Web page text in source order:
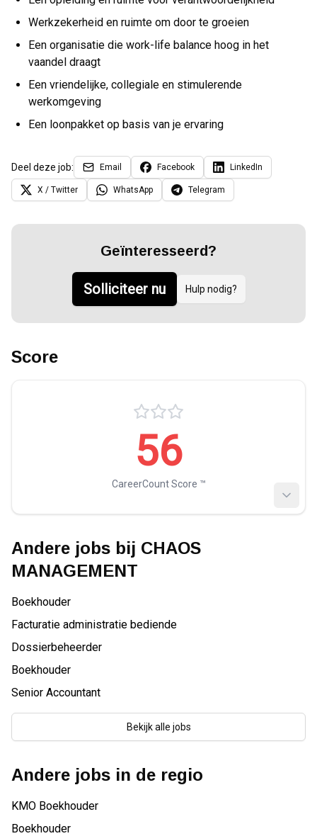
Werkzekerheid en ruimte om door te groeien
Een organisatie die work-life balance hoog in het
vaandel draagt
Een vriendelijke, collegiale en stimulerende
werkomgeving
Een loonpakket op basis van je ervaring
Deel deze job: Email Facebook LinkedIn
X / Twitter WhatsApp Telegram
Geïnteresseerd?
Solliciteer nu Hulp nodig?
Score
56
CareerCount Score ™️
Andere jobs bij CHAOS
MANAGEMENT
Boekhouder
Facturatie administratie bediende
Dossierbeheerder
Boekhouder
Senior Accountant
Bekijk alle jobs
Andere jobs in de regio
KMO Boekhouder
Boekhouder